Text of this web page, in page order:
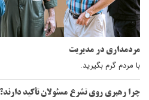
مردمداری در مدیریت
با مردم گرم بگیرید.
چرا رهبری روی تشرع مسئولان تأکید دارند؟